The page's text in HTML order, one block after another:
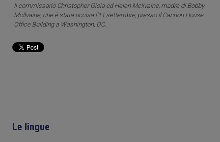
Il commissario Christopher Gioia ed Helen McIlvaine, madre di Bobby
McIlvaine, che è stata uccisa l'11 settembre, presso il Cannon House
Office Building a Washington, DC.
Le lingue